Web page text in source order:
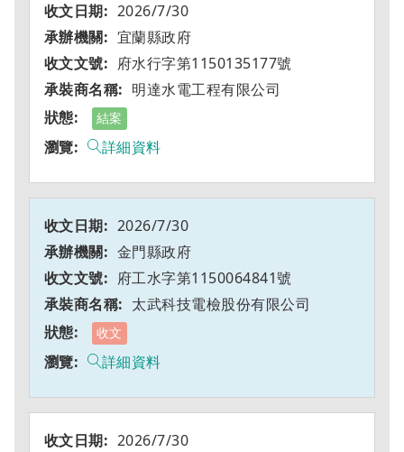
2026/7/30
宜蘭縣政府
府水行字第1150135177號
明達水電工程有限公司
結案
詳細資料
2026/7/30
金門縣政府
府工水字第1150064841號
太武科技電檢股份有限公司
收文
詳細資料
2026/7/30